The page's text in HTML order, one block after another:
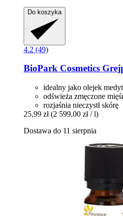
Do koszyka
4.2 (49)
BioPark Cosmetics
idealny jako olejek
odświeża zmęczone
rozjaśnia nieczystł skórę
25,99 zł (2 599,00 zł / l)
Dostawa do 11 sierpnia